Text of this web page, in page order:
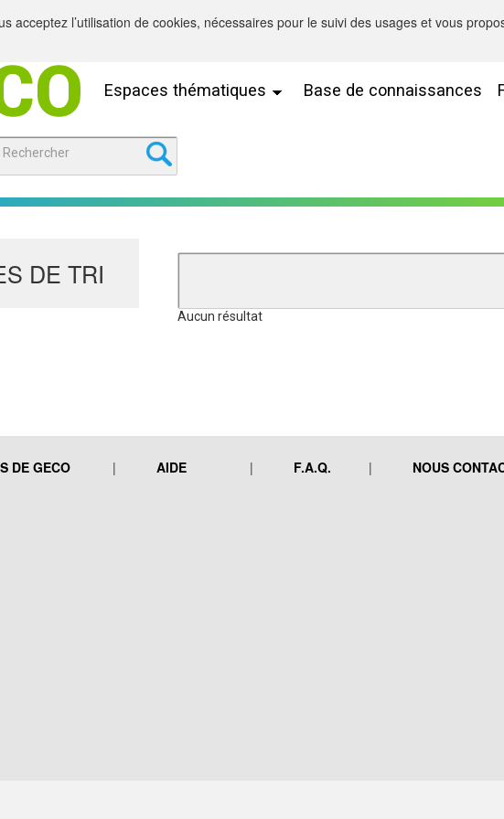
Espaces thématiques Base de connaissances
DE TRI
Aucun résultat
DE GECO AIDE F.A.Q. NOUS
acceptez l’utilisation de cookies, nécessaires pour le suivi des usages et vous